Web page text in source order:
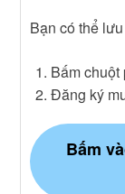
Bạn có thể
Bấm
Đăng ký
Bấm